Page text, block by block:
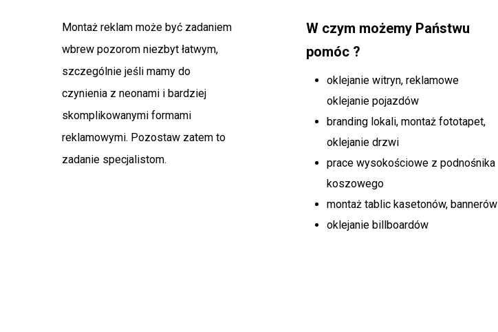
Montaż reklam może być zadaniem
wbrew pozorom niezbyt łatwym,
szczególnie jeśli mamy do
czynienia z neonami i bardziej
skomplikowanymi formami
reklamowymi. Pozostaw zatem to
zadanie specjalistom.
W czym możemy Państwu
pomóc ?
oklejanie witryn, reklamowe
oklejanie pojazdów
branding lokali, montaż fototapet,
oklejanie drzwi
prace wysokościowe z podnośnika
koszowego
montaż tablic kasetonów, bannerów
oklejanie billboardów